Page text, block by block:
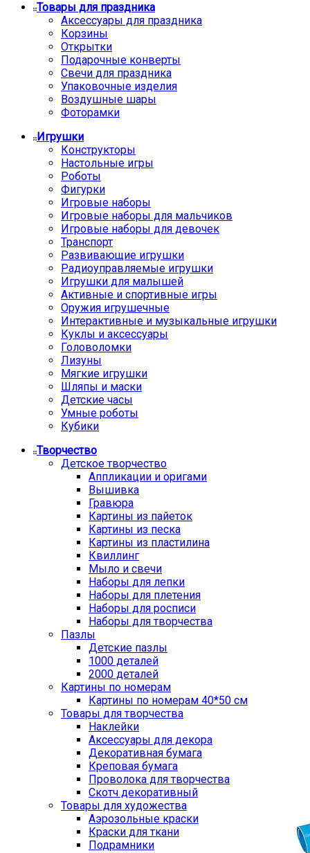
Товары для праздника
Аксессуары для праздника
Корзины
Открытки
Подарочные конверты
Свечи для праздника
Упаковочные изделия
Воздушные шары
Фоторамки
Игрушки
Конструкторы
Настольные игры
Роботы
Фигурки
Игровые наборы
Игровые наборы для мальчиков
Игровые наборы для девочек
Транспорт
Развивающие игрушки
Радиоуправляемые игрушки
Игрушки для малышей
Активные и спортивные игры
Оружия игрушечные
Интерактивные и музыкальные игрушки
Куклы и аксессуары
Головоломки
Лизуны
Мягкие игрушки
Шляпы и маски
Детские часы
Умные роботы
Кубики
Творчество
Детское творчество
Аппликации и оригами
Вышивка
Гравюра
Картины из пайеток
Картины из песка
Картины из пластилина
Квиллинг
Мыло и свечи
Наборы для лепки
Наборы для плетения
Наборы для росписи
Наборы для творчества
Пазлы
Детские пазлы
1000 деталей
2000 деталей
Картины по номерам
Картины по номерам 40*50 см
Товары для творчества
Наклейки
Аксессуары для декора
Декоративная бумага
Креповая бумага
Проволока для творчества
Скотч декоративный
Товары для художества
Аэрозольные краски
Краски для ткани
Подрамники